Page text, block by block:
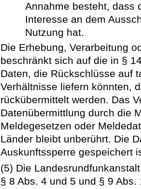
Annahme besteht, dass
Interesse an dem
Nutzung hat.
Die Erhebung, Verarbeitung
beschränkt sich auf die in §
Daten, die Rückschlüsse auf
Verhältnisse liefern könnten,
rückübermittelt werden. Das
Datenübermittlung durch die
Meldegesetzen oder
Länder bleibt unberührt. Die
Auskunftssperre gespeichert
(5) Die
§ 8 Abs. 4 und 5 und § 9